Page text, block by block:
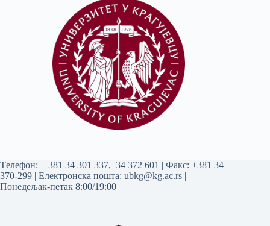
Tелефон: + 381 34 301 337, 34 372 601 | Факс: +381 34
370-299 | Електронска пошта: ubkg@kg.ac.rs |
Понедељак-петак 8:00/19:00